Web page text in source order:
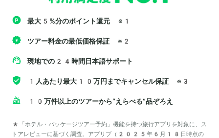
最大5%分のポイント還元 ※1
ツアー料金の最低価格保証 ※2
現地での24時間日本語サポート
1人あたり最大10万円までキャンセル保証 ※3
10万件以上のツアーから“えらべる”品ぞろえ
*「ホテル・パッケージツアー予約」機能を持つ旅行アプリを対象に、ス
トアレビューに基づく調査。アプリブ（2025年6月18日時点の